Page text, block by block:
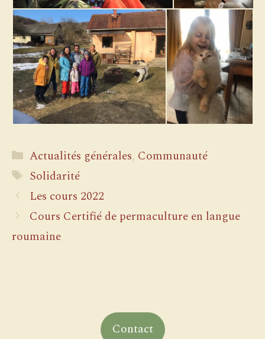
Catégories
Actualités générales, Communauté
Étiquettes
Solidarité
Les cours 2022
Cours Certifié de permaculture en langue
roumaine
Contact